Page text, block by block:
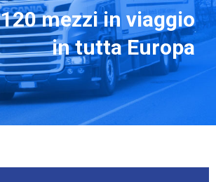
120 mezzi in viaggio
in tutta Europa